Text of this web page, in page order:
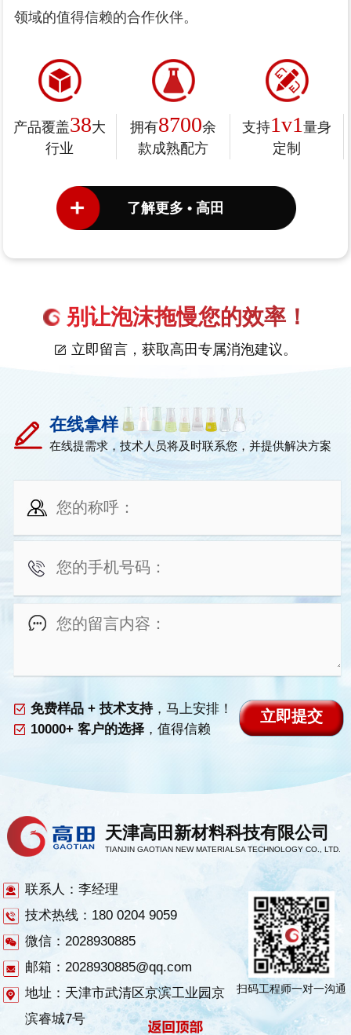
领域的值得信赖的合作伙伴。
产品覆盖38大
行业
拥有8700余
款成熟配方
支持1v1量身
定制
了解更多 • 高田
别让泡沫拖慢您的效率！
立即留言，获取高田专属消泡建议。
在线拿样
在线提需求，技术人员将及时联系您，并提供解决方案
免费样品 + 技术支持，马上安排！
10000+ 客户的选择，值得信赖
天津高田新材料科技有限公司
TIANJIN GAOTIAN NEW MATERIALSA TECHNOLOGY CO., LTD.
联系人：李经理
技术热线：180 0204 9059
微信：2028930885
邮箱：2028930885@qq.com
地址：天津市武清区京滨工业园京
滨睿城7号
扫码工程师一对一沟通